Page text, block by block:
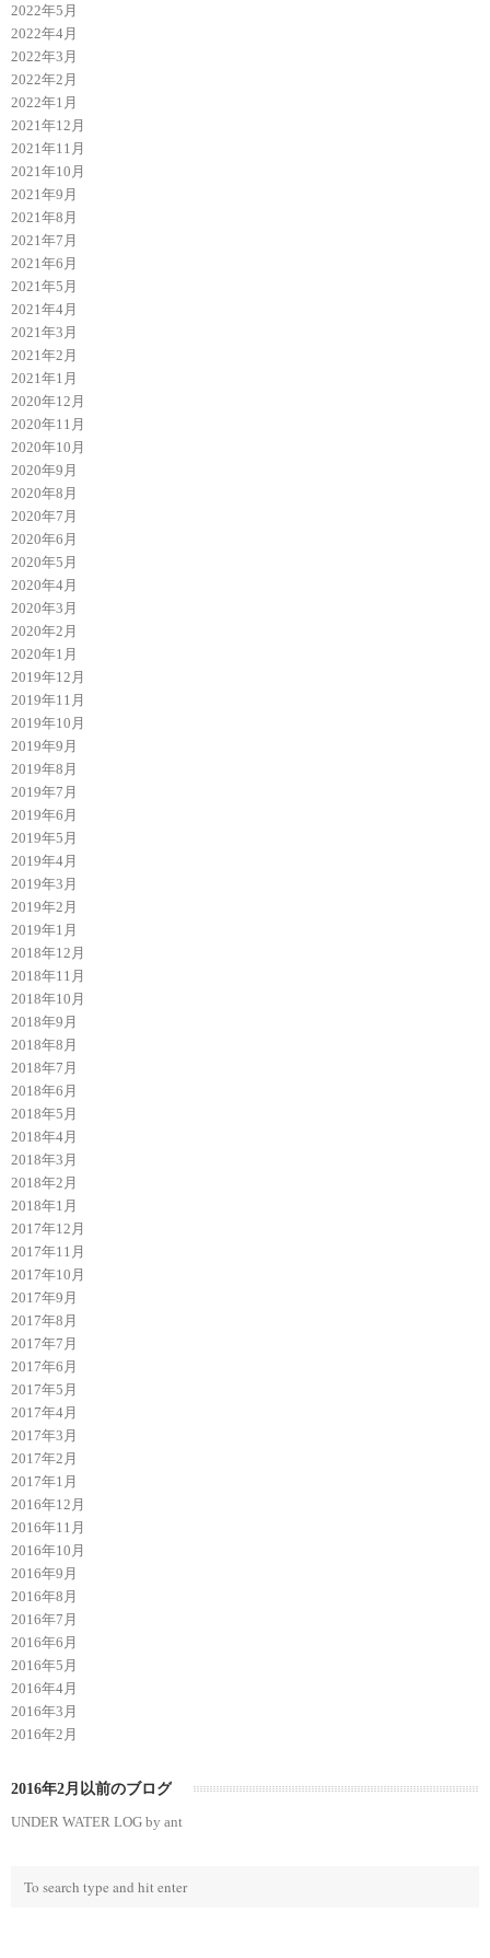
2022年5月
2022年4月
2022年3月
2022年2月
2022年1月
2021年12月
2021年11月
2021年10月
2021年9月
2021年8月
2021年7月
2021年6月
2021年5月
2021年4月
2021年3月
2021年2月
2021年1月
2020年12月
2020年11月
2020年10月
2020年9月
2020年8月
2020年7月
2020年6月
2020年5月
2020年4月
2020年3月
2020年2月
2020年1月
2019年12月
2019年11月
2019年10月
2019年9月
2019年8月
2019年7月
2019年6月
2019年5月
2019年4月
2019年3月
2019年2月
2019年1月
2018年12月
2018年11月
2018年10月
2018年9月
2018年8月
2018年7月
2018年6月
2018年5月
2018年4月
2018年3月
2018年2月
2018年1月
2017年12月
2017年11月
2017年10月
2017年9月
2017年8月
2017年7月
2017年6月
2017年5月
2017年4月
2017年3月
2017年2月
2017年1月
2016年12月
2016年11月
2016年10月
2016年9月
2016年8月
2016年7月
2016年6月
2016年5月
2016年4月
2016年3月
2016年2月
2016年2月以前のブログ
UNDER WATER LOG by ant